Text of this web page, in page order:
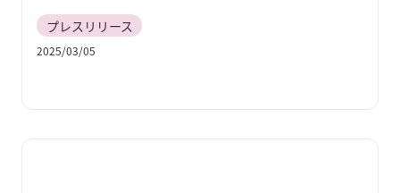
プレスリリース
2025/03/05
「東京ゲームダンジョン7」にゲームクリエイターズギ